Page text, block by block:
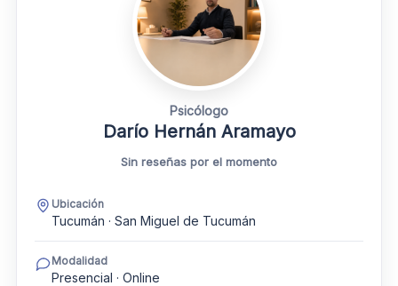
Psicólogo
Darío Hernán Aramayo
Sin reseñas por el momento
Ubicación
Tucumán · San Miguel de Tucumán
Modalidad
Presencial · Online